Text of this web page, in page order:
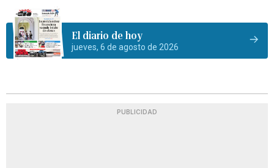
El diario de hoy
jueves, 6 de agosto de 2026
PUBLICIDAD